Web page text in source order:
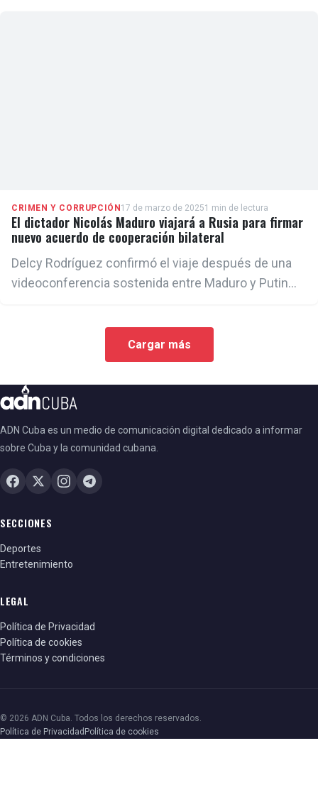
CRIMEN Y CORRUPCIÓN17 de marzo de 20251 min de lectura
El dictador Nicolás Maduro viajará a Rusia para firmar
nuevo acuerdo de cooperación bilateral
Delcy Rodríguez confirmó el viaje después de una
videoconferencia sostenida entre Maduro y Putin
Cargar más
ADN Cuba es un medio de comunicación digital dedicado a informar
sobre Cuba y la comunidad cubana.
SECCIONES
Deportes
Entretenimiento
LEGAL
Política de Privacidad
Política de cookies
Términos y condiciones
© 2026 ADN Cuba. Todos los derechos reservados.
Política de Privacidad Política de cookies